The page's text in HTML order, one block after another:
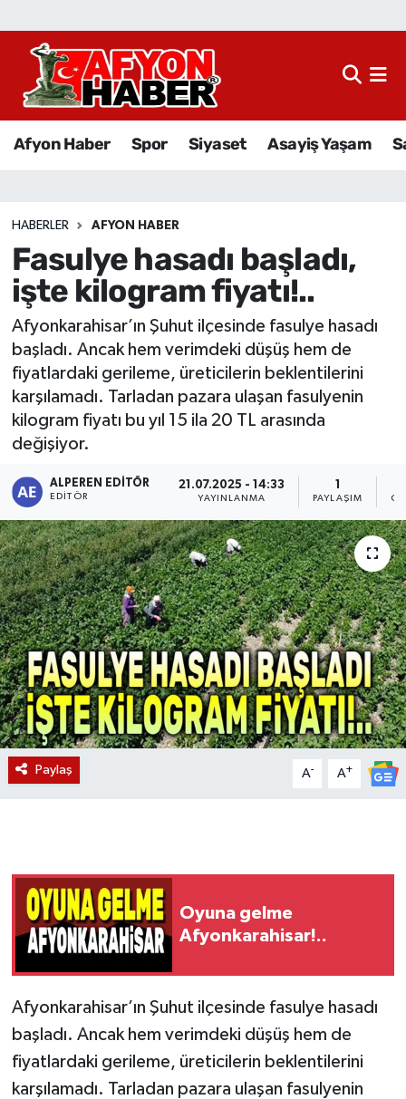
Afyon Haber Spor Siyaset Asayiş Yaşam
HABERLER AFYON HABER
Fasulye hasadı başladı,
işte kilogram fiyatı!..
Afyonkarahisar’ın Şuhut ilçesinde fasulye hasadı
başladı. Ancak hem verimdeki düşüş hem de
fiyatlardaki gerileme, üreticilerin beklentilerini
karşılamadı. Tarladan pazara ulaşan fasulyenin
kilogram fiyatı bu yıl 15 ila 20 TL arasında
değişiyor.
ALPEREN EDITÖR
EDITÖR
21.07.2025 - 14:33
YAYINLANMA PAYLAŞIM
Paylaş A- A+
Oyuna gelme
Afyonkarahisar!..
Afyonkarahisar’ın Şuhut ilçesinde fasulye hasadı
başladı. Ancak hem verimdeki düşüş hem de
fiyatlardaki gerileme, üreticilerin beklentilerini
karşılamadı. Tarladan pazara ulaşan fasulyenin
Afyon Haber
Sağlık
Eğitim
Sivil Toplum
Ekonomi
Magazin
Etkinlikler